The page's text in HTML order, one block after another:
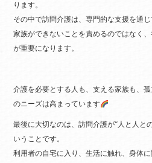
ります。
その中で訪問介護は、専門的な支援を通
家族ができないことを責めるのではなく
が重要になります。
介護を必要とする人も、支える家族も、
のニーズは高まっています
最後に大切なのは、訪問介護が“人と人と
いうことです。
利用者の自宅に入り、生活に触れ、身体